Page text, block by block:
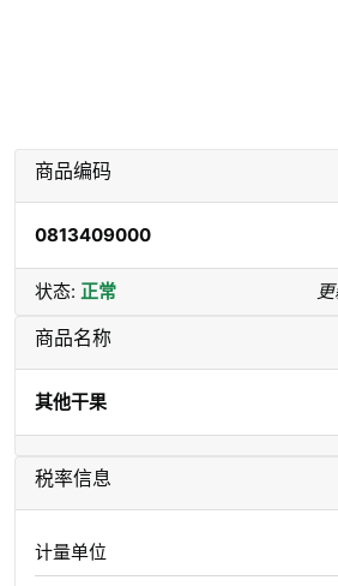
商品编码
0813409000
状态: 正常
商品名称
其他干果
税率信息
计量单位